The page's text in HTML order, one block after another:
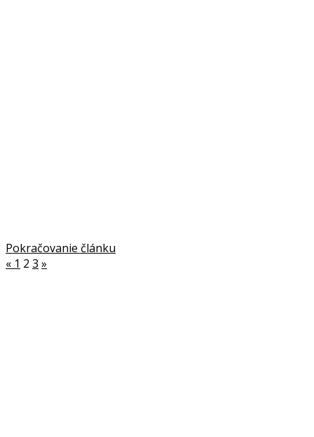
Pokračovanie článku
« 1 2 3 »